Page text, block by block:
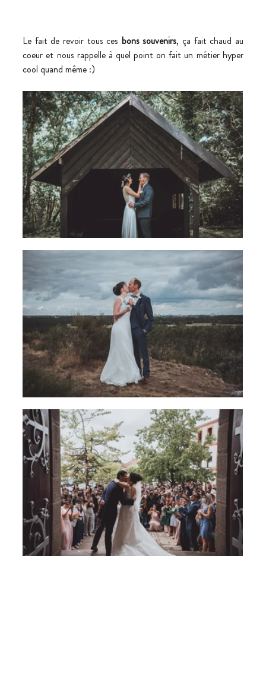
Le fait de revoir tous ces bons souvenirs, ça fait chaud au
coeur et nous rappelle à quel point on fait un métier hyper
cool quand même :)